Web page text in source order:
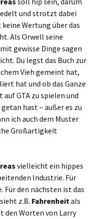
und strotzt dabei
Wertung über das
Als Orwell seine
gewisse Dinge sagen
Du legst das Buch zur
Vieh gemeint hat,
hat und ob das Ganze
GTA zu spielen und
hast – außer es zu
ich auch dem Muster
Großartigkeit
vielleicht ein hippes
Industrie. Für
Für den nächsten ist das
z.B. Fahrenheitals
den Worten von Larry